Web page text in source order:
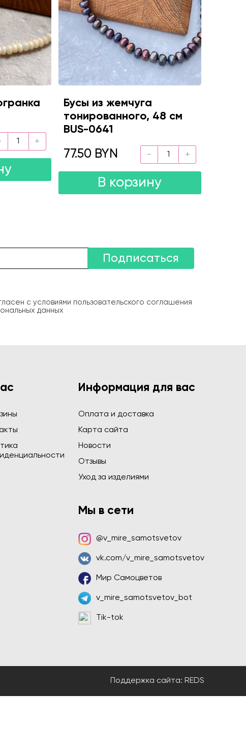
Бусы из жемчуга
тонированного, 48 см
BUS-0641
77.50 BYN
В корзину
Подписаться
с условиями пользовательского соглашения
данных
Информация для вас
Оплата и доставка
Карта сайта
Новости
Отзывы
Уход за изделиями
Мы в сети
@v_mire_samotsvetov
vk.com/v_mire_samotsvetov
Мир Самоцветов
v_mire_samotsvetov_bot
Tik-tok
Поддержка сайта: REDS